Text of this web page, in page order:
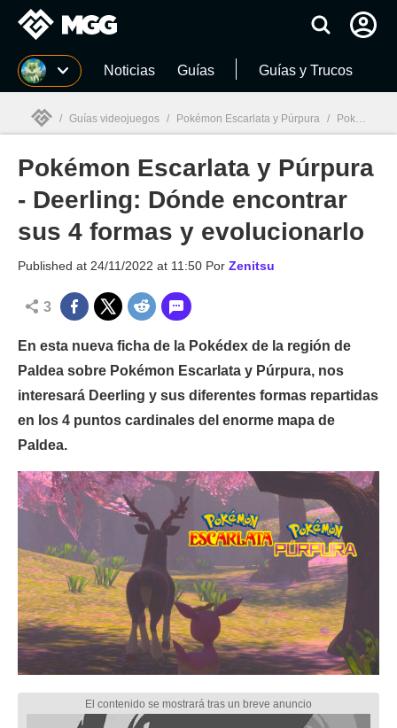
MGG Noticias Guías Guías y Trucos
MGG
/ Guías videojuegos / Pokémon Escarlata y Púrpura / Pokémon Escarlata y Púrpura - Deerling: Dónde encontrar sus 4 formas y evolucionarlo
Pokémon Escarlata y Púrpura
- Deerling: Dónde encontrar
sus 4 formas y evolucionarlo
Published at 24/11/2022 at 11:50 Por Zenitsu
3
En esta nueva ficha de la Pokédex de la región de
Paldea sobre Pokémon Escarlata y Púrpura, nos
interesará Deerling y sus diferentes formas repartidas
en los 4 puntos cardinales del enorme mapa de
Paldea.